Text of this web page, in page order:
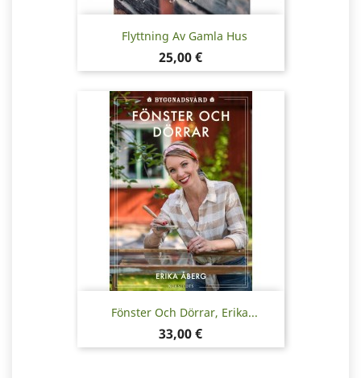
Flyttning Av Gamla Hus
Pris
25,00 €
Fönster Och Dörrar, Erika...
Pris
33,00 €